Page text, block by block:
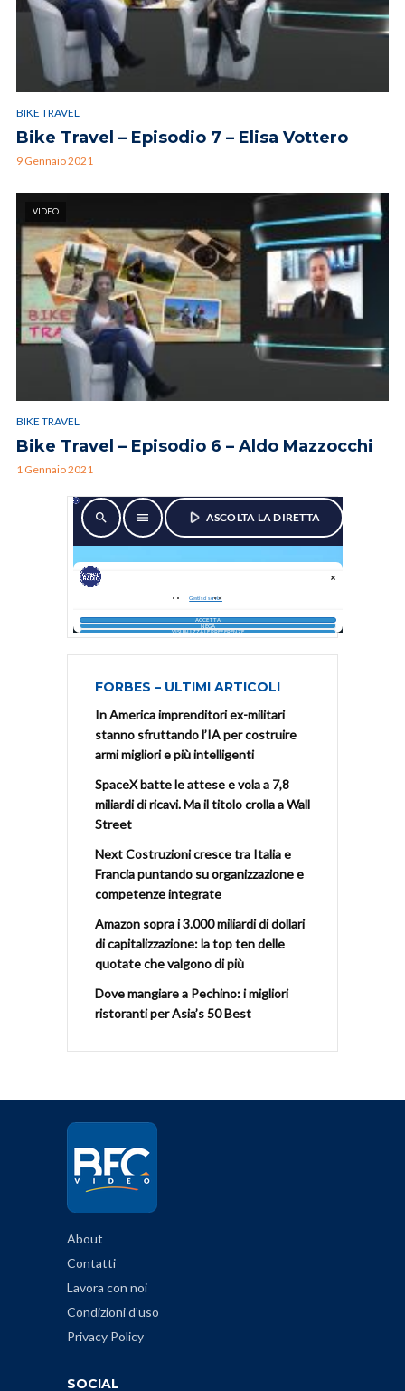
BIKE TRAVEL
Bike Travel – Episodio 7 – Elisa Vottero
9 Gennaio 2021
VIDEO
BIKE TRAVEL
Bike Travel – Episodio 6 – Aldo Mazzocchi
1 Gennaio 2021
FORBES – ULTIMI ARTICOLI
In America imprenditori ex-militari
stanno sfruttando l’IA per costruire
armi migliori e più intelligenti
SpaceX batte le attese e vola a 7,8
miliardi di ricavi. Ma il titolo crolla a Wall
Street
Next Costruzioni cresce tra Italia e
Francia puntando su organizzazione e
competenze integrate
Amazon sopra i 3.000 miliardi di dollari
di capitalizzazione: la top ten delle
quotate che valgono di più
Dove mangiare a Pechino: i migliori
ristoranti per Asia’s 50 Best
About
Contatti
Lavora con noi
Condizioni d’uso
Privacy Policy
SOCIAL